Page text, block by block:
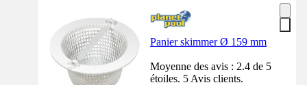
Panier skimmer Ø 159 mm
Moyenne des avis : 2.4 de 5
étoiles. 5 Avis clients.